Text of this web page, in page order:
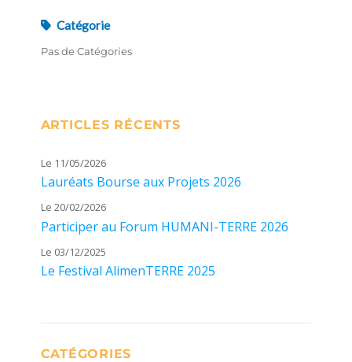
Catégorie
Pas de Catégories
ARTICLES RÉCENTS
Le 11/05/2026
Lauréats Bourse aux Projets 2026
Le 20/02/2026
Participer au Forum HUMANI-TERRE 2026
Le 03/12/2025
Le Festival AlimenTERRE 2025
CATÉGORIES